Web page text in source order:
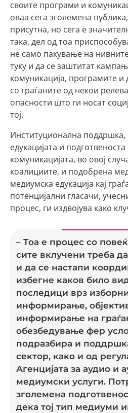
своите програми и
оваа сега зголемена
присутна, но сега е
така, дел од тоа
не само пакување на
туку и да се заштитат
комуникација, програмите и
со граѓаните од некои
опасности што ги носат
тој.
Институционална поддршка,
едукацијата и
комуникацијата, во овој
коалициите, и подобрена
медиумска едукација кај
потенцијални гласачи,
процес, ги издвојува како
– Тоа е процес со
сите вклучени треба
и да се настапи
избегне каков било
последици врз
информирање,
информирање на
обезбедување фер
подразбира и
сектор, како и од
Агенцијата за аудио и
медиумски услуги.
зголемена
дека тој тип медиуми